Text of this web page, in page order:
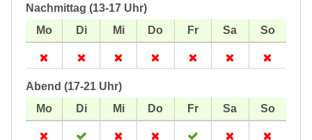
Nachmittag (13-17 Uhr)
Abend (17-21 Uhr)